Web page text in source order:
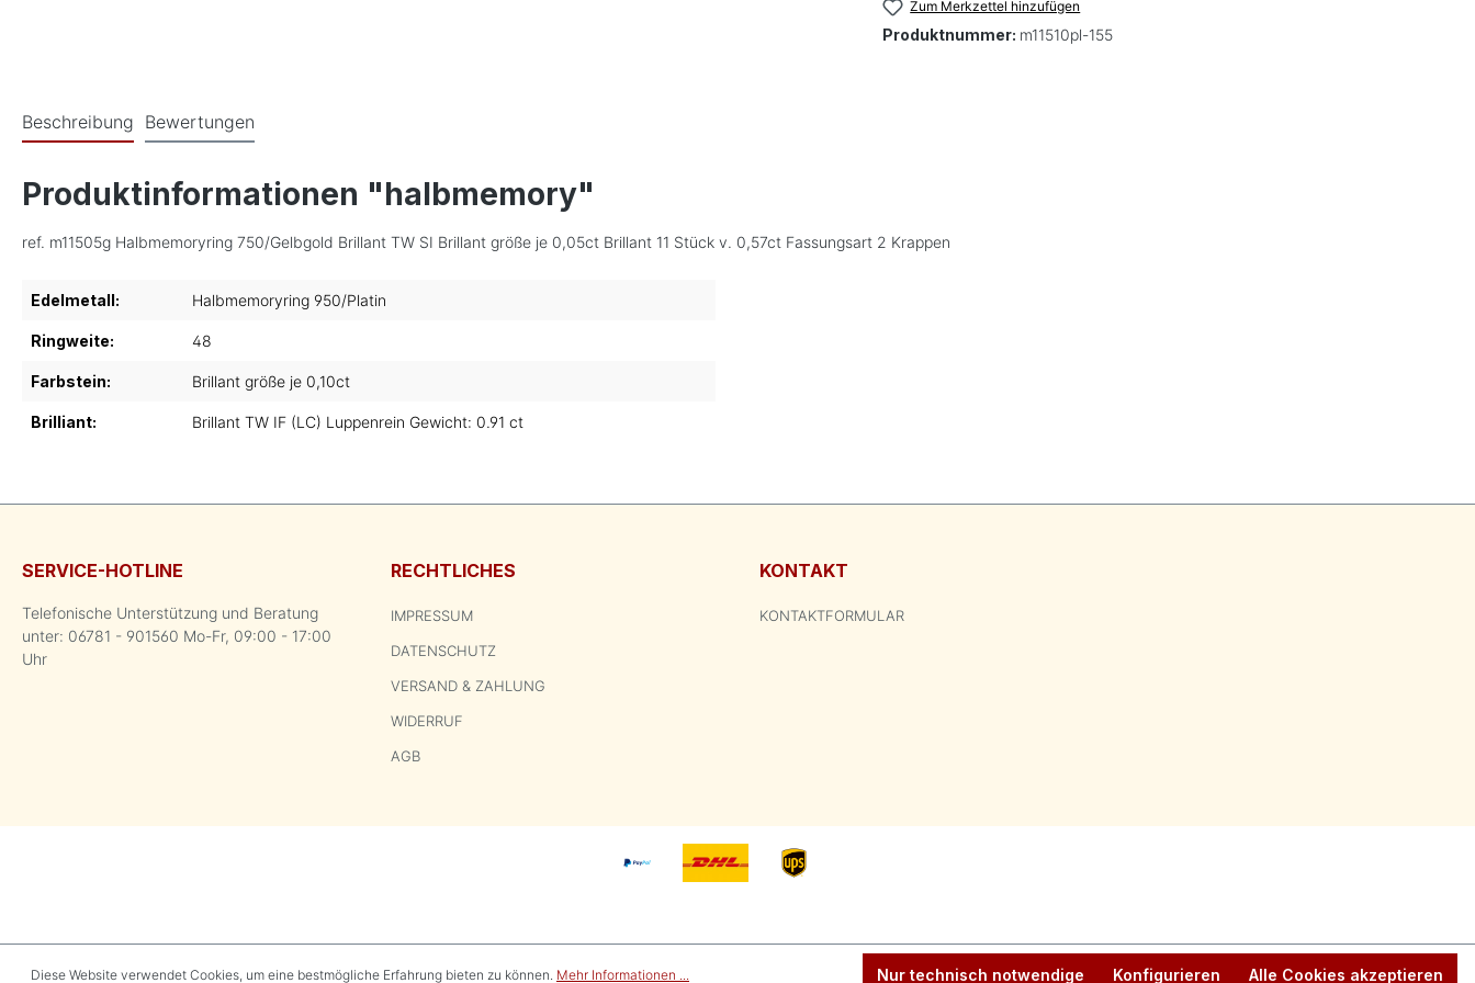
Zum Merkzettel hinzufügen
Produktnummer: m11510pl-155
Beschreibung Bewertungen
Produktinformationen "halbmemory"
ref. m11505g Halbmemoryring 750/Gelbgold Brillant TW SI Brillant größe je 0,05ct Brillant 11 Stück v. 0,57ct Fassungsart 2 Krappen
Edelmetall: Halbmemoryring 950/Platin
Ringweite: 48
Farbstein: Brillant größe je 0,10ct
Brilliant: Brillant TW IF (LC) Luppenrein Gewicht: 0.91 ct
SERVICE-HOTLINE
Telefonische Unterstützung und Beratung
unter: 06781 - 901560 Mo-Fr, 09:00 - 17:00
Uhr
RECHTLICHES
IMPRESSUM
DATENSCHUTZ
VERSAND & ZAHLUNG
WIDERRUF
AGB
KONTAKT
KONTAKTFORMULAR
Diese Website verwendet Cookies, um eine bestmögliche Erfahrung bieten zu können. Mehr Informationen ... Nur technisch notwendige Konfigurieren Alle Cookies akzeptieren